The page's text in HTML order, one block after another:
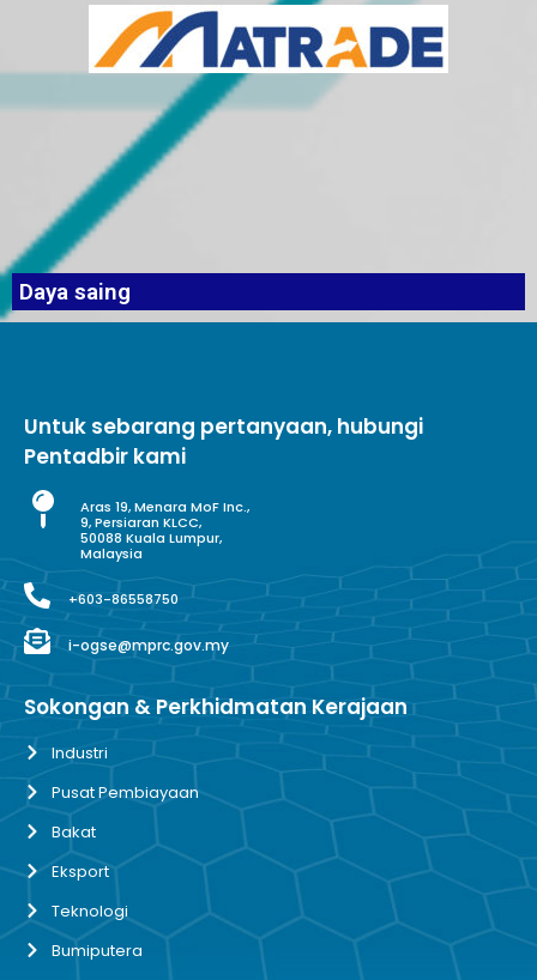
Daya saing
Untuk sebarang pertanyaan, hubungi
Pentadbir kami
Aras 19, Menara MoF Inc.,
9, Persiaran KLCC,
50088 Kuala Lumpur,
Malaysia
+603-86558750
i-ogse@mprc.gov.my
Sokongan & Perkhidmatan Kerajaan
Industri
Pusat Pembiayaan
Bakat
Eksport
Teknologi
Bumiputera